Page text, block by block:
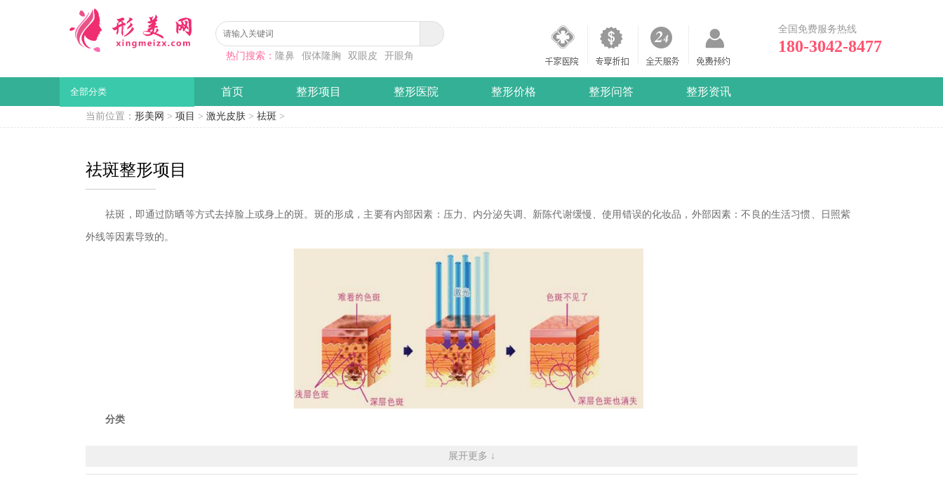
热门搜索： 隆鼻 假体隆胸 双眼皮 开眼角
全国免费服务热线
180-3042-8477
首页 整形项目 整形医院 整形价格 整形问答 整形资讯
全部分类
当前位置： 形美网 > 项目 > 激光皮肤 > 祛斑 >
祛斑整形项目
祛斑，即通过防晒等方式去掉脸上或身上的斑。斑的形成，主要有内部因素：压力、内分泌失调、新陈代谢缓慢、使用错误的化妆品，外部因素：不良的生活习惯、日照紫
外线等因素导致的。
分类
展开更多 ↓